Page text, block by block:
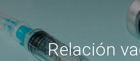
Relación